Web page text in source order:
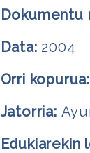
Data: 2004
Orri kopurua:
Jatorria: